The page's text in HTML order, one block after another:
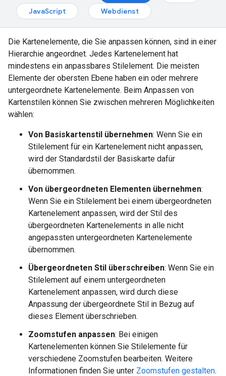
JavaScript
Webdienst
Die Kartenelemente, die Sie anpassen können, sind in einer
Hierarchie angeordnet. Jedes Kartenelement hat
mindestens ein anpassbares Stilelement. Die meisten
Elemente der obersten Ebene haben ein oder mehrere
untergeordnete Kartenelemente. Beim Anpassen von
Kartenstilen können Sie zwischen mehreren Möglichkeiten
wählen:
Von Basiskartenstil übernehmen: Wenn Sie ein
Stilelement für ein Kartenelement nicht anpassen,
wird der Standardstil der Basiskarte dafür
übernommen.
Von übergeordneten Elementen übernehmen:
Wenn Sie ein Stilelement bei einem übergeordneten
Kartenelement anpassen, wird der Stil des
übergeordneten Kartenelements in alle nicht
angepassten untergeordneten Kartenelemente
übernommen.
Übergeordneten Stil überschreiben: Wenn Sie ein
Stilelement auf einem untergeordneten
Kartenelement anpassen, wird durch diese
Anpassung der übergeordnete Stil in Bezug auf
dieses Element überschrieben.
Zoomstufen anpassen: Bei einigen
Kartenelementen können Sie Stilelemente für
verschiedene Zoomstufen bearbeiten. Weitere
Informationen finden Sie unter Zoomstufen gestalten.